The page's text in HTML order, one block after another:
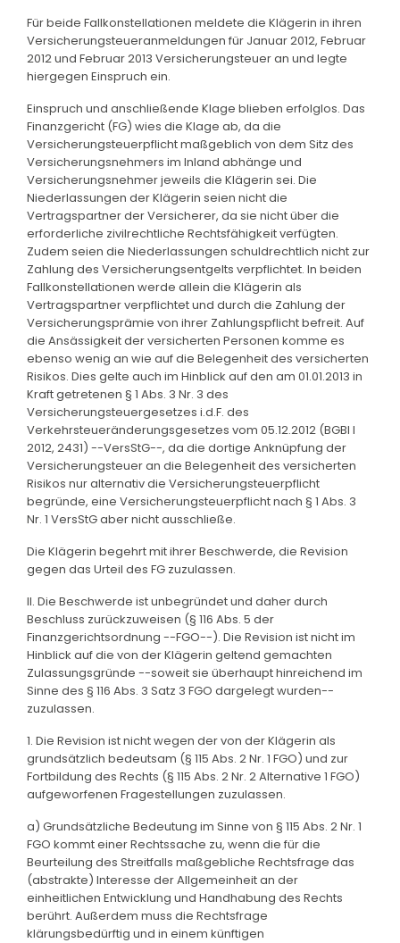
Für beide Fallkonstellationen meldete die Klägerin in ihren
Versicherungsteueranmeldungen für Januar 2012, Februar
2012 und Februar 2013 Versicherungsteuer an und legte
hiergegen Einspruch ein.
Einspruch und anschließende Klage blieben erfolglos. Das
Finanzgericht (FG) wies die Klage ab, da die
Versicherungsteuerpflicht maßgeblich von dem Sitz des
Versicherungsnehmers im Inland abhänge und
Versicherungsnehmer jeweils die Klägerin sei. Die
Niederlassungen der Klägerin seien nicht die
Vertragspartner der Versicherer, da sie nicht über die
erforderliche zivilrechtliche Rechtsfähigkeit verfügten.
Zudem seien die Niederlassungen schuldrechtlich nicht zur
Zahlung des Versicherungsentgelts verpflichtet. In beiden
Fallkonstellationen werde allein die Klägerin als
Vertragspartner verpflichtet und durch die Zahlung der
Versicherungsprämie von ihrer Zahlungspflicht befreit. Auf
die Ansässigkeit der versicherten Personen komme es
ebenso wenig an wie auf die Belegenheit des versicherten
Risikos. Dies gelte auch im Hinblick auf den am 01.01.2013 in
Kraft getretenen § 1 Abs. 3 Nr. 3 des
Versicherungsteuergesetzes i.d.F. des
Verkehrsteueränderungsgesetzes vom 05.12.2012 (BGBl I
2012, 2431) --VersStG--, da die dortige Anknüpfung der
Versicherungsteuer an die Belegenheit des versicherten
Risikos nur alternativ die Versicherungsteuerpflicht
begründe, eine Versicherungsteuerpflicht nach § 1 Abs. 3
Nr. 1 VersStG aber nicht ausschließe.
Die Klägerin begehrt mit ihrer Beschwerde, die Revision
gegen das Urteil des FG zuzulassen.
II. Die Beschwerde ist unbegründet und daher durch
Beschluss zurückzuweisen (§ 116 Abs. 5 der
Finanzgerichtsordnung --FGO--). Die Revision ist nicht im
Hinblick auf die von der Klägerin geltend gemachten
Zulassungsgründe --soweit sie überhaupt hinreichend im
Sinne des § 116 Abs. 3 Satz 3 FGO dargelegt wurden--
zuzulassen.
1. Die Revision ist nicht wegen der von der Klägerin als
grundsätzlich bedeutsam (§ 115 Abs. 2 Nr. 1 FGO) und zur
Fortbildung des Rechts (§ 115 Abs. 2 Nr. 2 Alternative 1 FGO)
aufgeworfenen Fragestellungen zuzulassen.
a) Grundsätzliche Bedeutung im Sinne von § 115 Abs. 2 Nr. 1
FGO kommt einer Rechtssache zu, wenn die für die
Beurteilung des Streitfalls maßgebliche Rechtsfrage das
(abstrakte) Interesse der Allgemeinheit an der
einheitlichen Entwicklung und Handhabung des Rechts
berührt. Außerdem muss die Rechtsfrage
klärungsbedürftig und in einem künftigen